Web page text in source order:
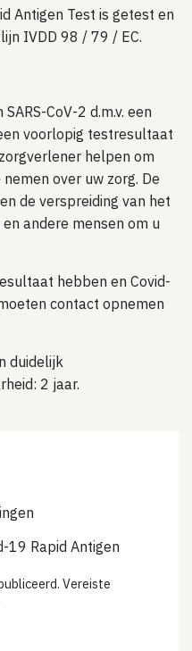
Antigen Test is getest en
IVDD 98 / 79 / EC.
CoV-2 d.m.v. een
voorlopig testresultaat
helpen om
over uw zorg. De
de verspreiding van het
andere mensen om u
hebben en Covid-
contact opnemen
duidelijk
2 jaar.
19 Rapid Antigen
Vereiste